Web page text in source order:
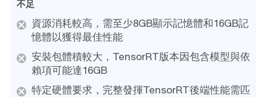
不足
資源消耗較高，需至少8GB顯示記憶體和16GB記
憶體以獲得最佳性能
安裝包體積較大，TensorRT版本因包含模型與依
賴項可能達16GB
特定硬體要求，完整發揮TensorRT後端性能需匹